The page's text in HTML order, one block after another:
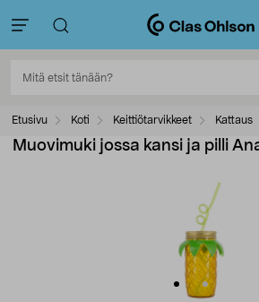
Etusivu Koti Keittiötarvikkeet Kattaus
Muovimuki jossa kansi ja pilli